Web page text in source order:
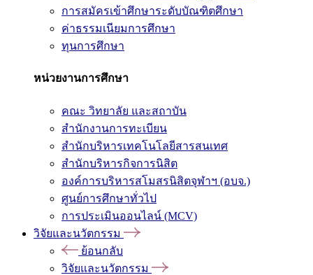
การสมัครเข้าศึกษาระดับบัณฑิตศึกษา
ค่าธรรมเนียมการศึกษา
ทุนการศึกษา
หน่วยงานการศึกษา
คณะ วิทยาลัย และสถาบัน
สำนักงานการทะเบียน
สำนักบริหารเทคโนโลยีสารสนเทศ
สำนักบริหารกิจการนิสิต
องค์การบริหารสโมสรนิสิตจุฬาฯ (อบจ.)
ศูนย์การศึกษาทั่วไป
การประเมินออนไลน์ (MCV)
วิจัยและนวัตกรรม
ย้อนกลับ
วิจัยและนวัตกรรม